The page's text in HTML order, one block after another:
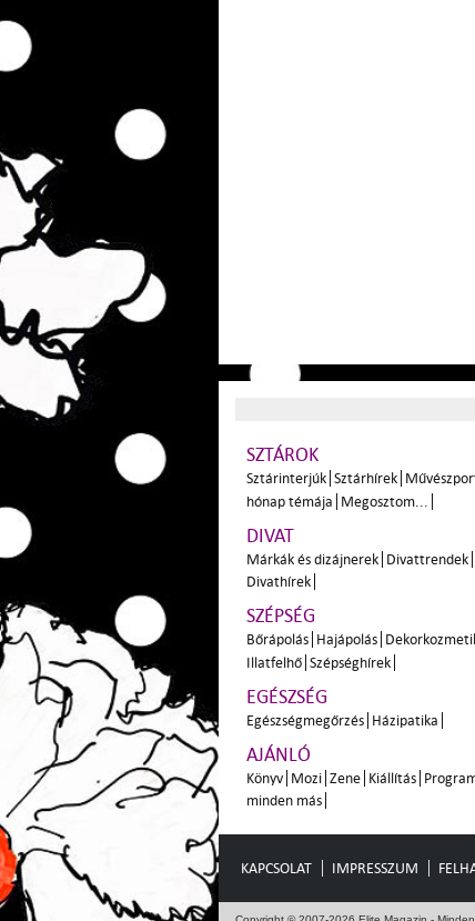
SZTÁROK
Sztárinterjúk Sztárhírek
hónap témája Megosztom...
DIVAT
Márkák és dizájnerek Divattrendek
Divathírek
SZÉPSÉG
Bőrápolás Hajápolás
Illatfelhő Szépséghírek
EGÉSZSÉG
Egészségmegőrzés Házipatika
AJÁNLÓ
Könyv Mozi Zene Kiállítás
minden más
KAPCSOLAT IMPRESSZUM